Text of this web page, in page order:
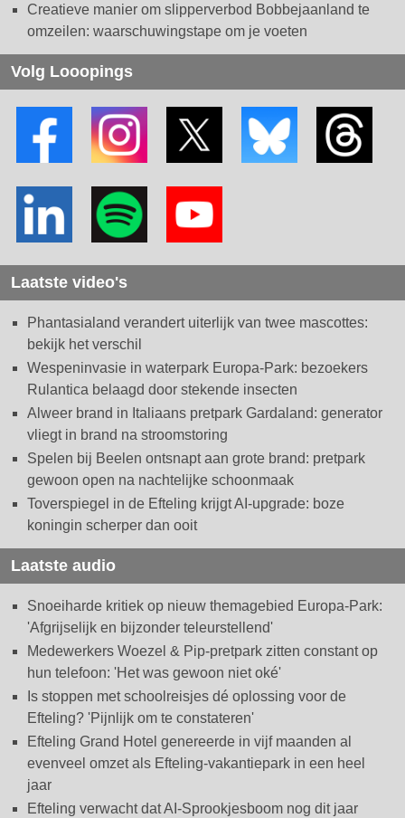
Creatieve manier om slipperverbod Bobbejaanland te
omzeilen: waarschuwingstape om je voeten
Volg Looopings
Laatste video's
Phantasialand verandert uiterlijk van twee mascottes:
bekijk het verschil
Wespeninvasie in waterpark Europa-Park: bezoekers
Rulantica belaagd door stekende insecten
Alweer brand in Italiaans pretpark Gardaland: generator
vliegt in brand na stroomstoring
Spelen bij Beelen ontsnapt aan grote brand: pretpark
gewoon open na nachtelijke schoonmaak
Toverspiegel in de Efteling krijgt AI-upgrade: boze
koningin scherper dan ooit
Laatste audio
Snoeiharde kritiek op nieuw themagebied Europa-Park:
'Afgrijselijk en bijzonder teleurstellend'
Medewerkers Woezel & Pip-pretpark zitten constant op
hun telefoon: 'Het was gewoon niet oké'
Is stoppen met schoolreisjes dé oplossing voor de
Efteling? 'Pijnlijk om te constateren'
Efteling Grand Hotel genereerde in vijf maanden al
evenveel omzet als Efteling-vakantiepark in een heel
jaar
Efteling verwacht dat AI-Sprookjesboom nog dit jaar